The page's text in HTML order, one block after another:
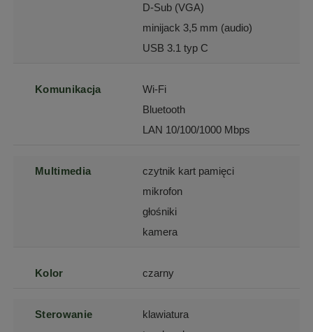
D-Sub (VGA)
minijack 3,5 mm (audio)
USB 3.1 typ C
Komunikacja
Wi-Fi
Bluetooth
LAN 10/100/1000 Mbps
Multimedia
czytnik kart pamięci
mikrofon
głośniki
kamera
Kolor czarny
Sterowanie
klawiatura